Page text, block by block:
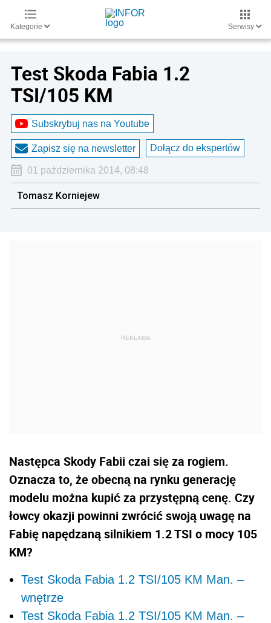
Kategorie Serwisy
Test Skoda Fabia 1.2
TSI/105 KM
Subskrybuj nas na Youtube
Zapisz się na newsletter Dołącz do ekspertów
01 października 2014, 08:48
Tomasz Korniejew
Następca Skody Fabii czai się za rogiem.
Oznacza to, że obecną na rynku generację
modelu można kupić za przystępną cenę. Czy
łowcy okazji powinni zwrócić swoją uwagę na
Fabię napędzaną silnikiem 1.2 TSI o mocy 105
KM?
Test Skoda Fabia 1.2 TSI/105 KM Man. –
wnętrze
Test Skoda Fabia 1.2 TSI/105 KM Man. –